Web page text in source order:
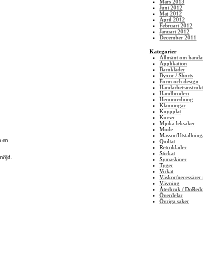
en
Mars 2013
Juni 2012
Maj 2012
April 2012
Februari 2012
Januari 2012
December 2011
Kategorier
Allmänt om
Applikation
Barnkläder
Byxor / Shorts
Form och design
Handbroderi
Heminredning
Klänningar
Knypplat
Kurser
Mjuka leksaker
Mode
Mässor/
Quiltat
Retrokläder
Stickat
Symaskiner
Tyger
Virkat
Väskor/necessärer
Vävning
Återbruk /
Överdelar
Övriga saker